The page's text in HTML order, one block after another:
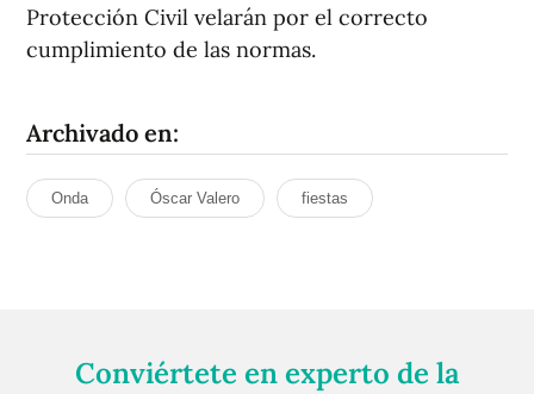
Protección Civil velarán por el correcto
cumplimiento de las normas.
Archivado en:
Onda Óscar Valero fiestas
Conviértete en experto de la